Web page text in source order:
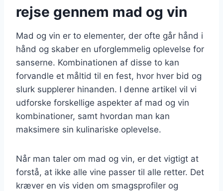
rejse gennem mad og vin
Mad og vin er to elementer, der ofte går hånd i
hånd og skaber en uforglemmelig oplevelse for
sanserne. Kombinationen af disse to kan
forvandle et måltid til en fest, hvor hver bid og
slurk supplerer hinanden. I denne artikel vil vi
udforske forskellige aspekter af mad og vin
kombinationer, samt hvordan man kan
maksimere sin kulinariske oplevelse.
Når man taler om mad og vin, er det vigtigt at
forstå, at ikke alle vine passer til alle retter. Det
kræver en vis viden om smagsprofiler og